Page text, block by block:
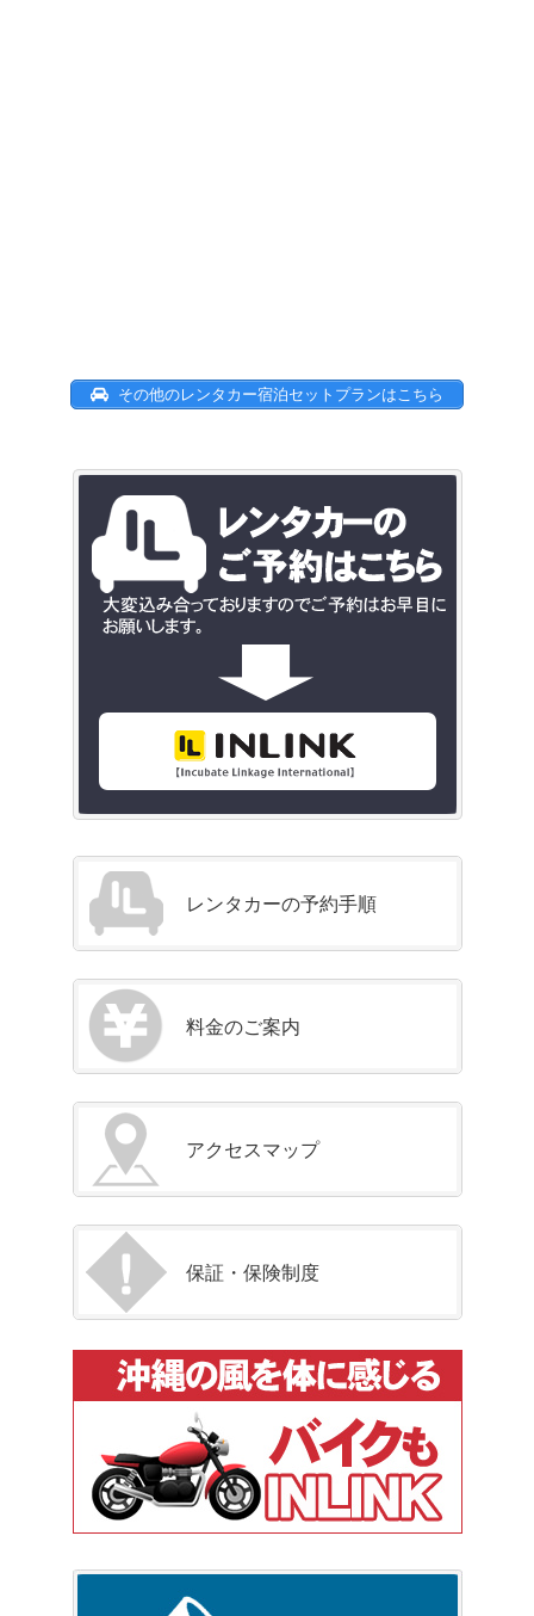
その他のレンタカー宿泊セットプランはこちら
レンタカーの予約手順
料金のご案内
アクセスマップ
保証・保険制度